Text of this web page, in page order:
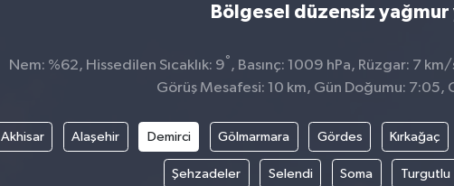
Bölgesel düzensiz yağmur
Nem: %62, Hissedilen Sıcaklık: 9° , Basınç: 1009 hPa, Rüzgar: 7
Görüş Mesafesi: 10 km, Gün Doğumu: 7:05,
Akhisar Alaşehir Demirci Gölmarmara Gördes Kırkağaç
Şehzadeler Selendi Soma Turgutlu